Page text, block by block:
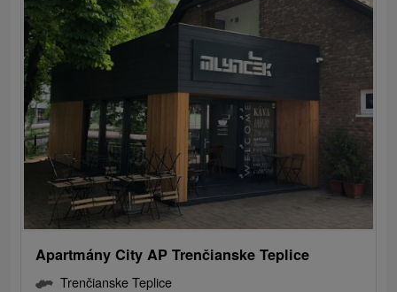
Apartmány City AP Trenčianske Teplice
Trenčianske Teplice